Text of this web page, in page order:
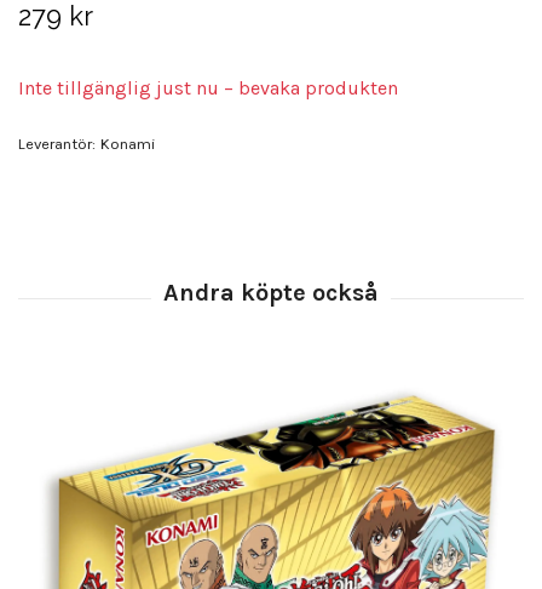
279 kr
Inte tillgänglig just nu – bevaka produkten
Leverantör: Konami